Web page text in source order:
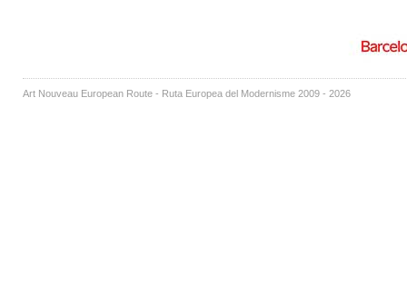
Art Nouveau European Route - Ruta Europea del Modernisme 2009 - 2026